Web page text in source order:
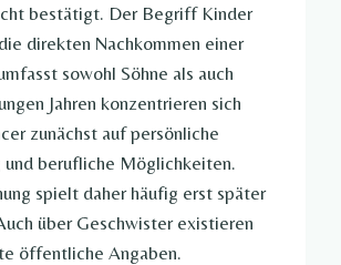
bestätigt. Der Begriff Kinder
direkten Nachkommen einer
sowohl Söhne als auch
Jahren konzentrieren sich
zunächst auf persönliche
und berufliche Möglichkeiten.
spielt daher häufig erst später
über Geschwister existieren
öffentliche Angaben.